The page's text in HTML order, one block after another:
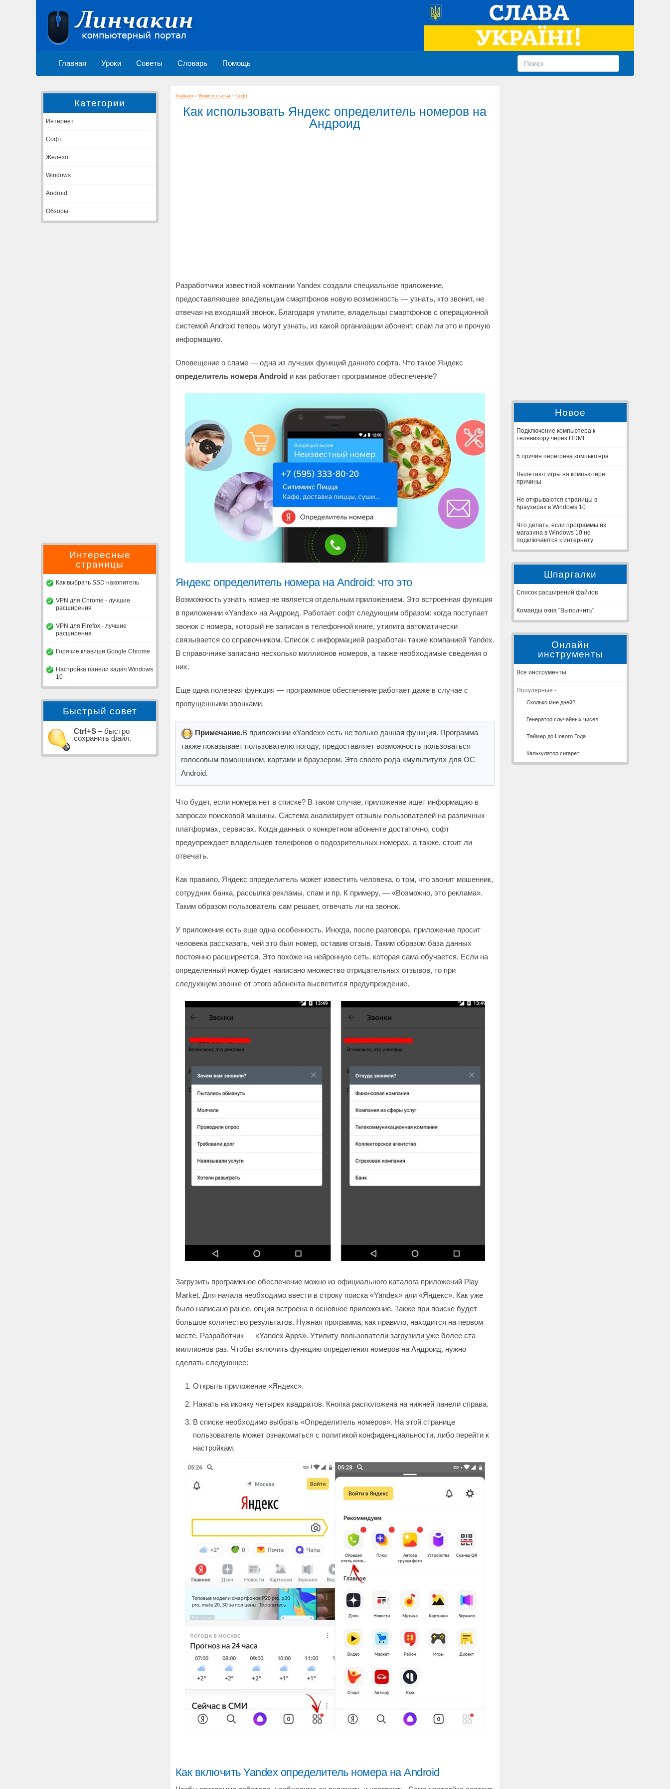
Главная Уроки Советы Словарь Помощь
Категории
Интернет
Софт
Железо
Windows
Android
Обзоры
Интересные
страницы
Как выбрать SSD накопитель
VPN для Chrome - лучшие
расширения
VPN для Firefox - лучшие
расширения
Горячие клавиши Google Chrome
Настройка панели задач Windows
10
Быстрый совет
Ctrl+S – быстро
сохранить файл.
Главная» Уроки и статьи »Софт
Как использовать Яндекс определитель номеров на
Андроид
Разработчики известной компании Yandex создали специальное приложение,
предоставляющее владельцам смартфонов новую возможность — узнать, кто звонит, не
отвечая на входящий звонок. Благодаря утилите, владельцы смартфонов с операционной
системой Android теперь могут узнать, из какой организации абонент, спам ли это и прочую
информацию.
Оповещение о спаме — одна из лучших функций данного софта. Что такое Яндекс
определитель номера Android и как работает программное обеспечение?
Яндекс определитель номера на Android: что это
Возможность узнать номер не является отдельным приложением. Это встроенная функция
в приложении «Yandex» на Андроид. Работает софт следующим образом: когда поступает
звонок с номера, который не записан в телефонной книге, утилита автоматически
связывается со справочником. Список с информацией разработан также компанией Yandex.
В справочнике записано несколько миллионов номеров, а также необходимые сведения о
них.
Еще одна полезная функция — программное обеспечение работает даже в случае с
пропущенными звонками.
Примечание.В приложении «Yandex» есть не только данная функция. Программа
также показывает пользователю погоду, предоставляет возможность пользоваться
голосовым помощником, картами и браузером. Это своего рода «мультитул» для ОС
Android.
Что будет, если номера нет в списке? В таком случае, приложение ищет информацию в
запросах поисковой машины. Система анализирует отзывы пользователей на различных
платформах, сервисах. Когда данных о конкретном абоненте достаточно, софт
предупреждает владельцев телефонов о подозрительных номерах, а также, стоит ли
отвечать.
Как правило, Яндекс определитель может известить человека, о том, что звонит мошенник,
сотрудник банка, рассылка рекламы, спам и пр. К примеру, — «Возможно, это реклама».
Таким образом пользователь сам решает, отвечать ли на звонок.
У приложения есть еще одна особенность. Иногда, после разговора, приложение просит
человека рассказать, чей это был номер, оставив отзыв. Таким образом база данных
постоянно расширяется. Это похоже на нейронную сеть, которая сама обучается. Если на
определенный номер будет написано множество отрицательных отзывов, то при
следующем звонке от этого абонента высветится предупреждение.
Загрузить программное обеспечение можно из официального каталога приложений Play
Market. Для начала необходимо ввести в строку поиска «Yandex» или «Яндекс». Как уже
было написано ранее, опция встроена в основное приложение. Также при поиске будет
большое количество результатов. Нужная программа, как правило, находится на первом
месте. Разработчик — «Yandex Apps». Утилиту пользователи загрузили уже более ста
миллионов раз. Чтобы включить функцию определения номеров на Андроид, нужно
сделать следующее:
Открыть приложение «Яндекс».
Нажать на иконку четырех квадратов. Кнопка расположена на нижней панели справа.
В списке необходимо выбрать «Определитель номеров». На этой странице
пользователь может ознакомиться с политикой конфиденциальности, либо перейти к
настройкам.
Как включить Yandex определитель номера на Android
Новое
Подключение компьютера к
телевизору через HDMI
5 причин перегрева компьютера
Вылетают игры на компьютере:
причины
Не открываются страницы в
браузерах в Windows 10
Что делать, если программы из
магазина в Windows 10 не
подключаются к интернету
Шпаргалки
Список расширений файлов
Команды окна "Выполнить"
Онлайн
инструменты
Все инструменты
Популярные -
Сколько мне дней?
Генератор случайных чисел
Таймер до Нового Года
Калькулятор сигарет